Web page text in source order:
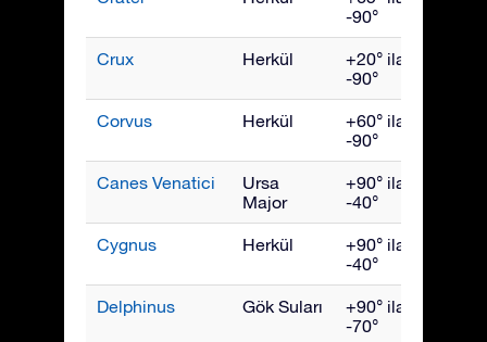
-90°
Crux Herkül
+20° ila
-90°
Corvus Herkül
+60° ila
-90°
Canes Venatici
Ursa
Major
+90° ila
-40°
Cygnus Herkül
+90° ila
-40°
Delphinus Gök Suları
+90° ila
-70°